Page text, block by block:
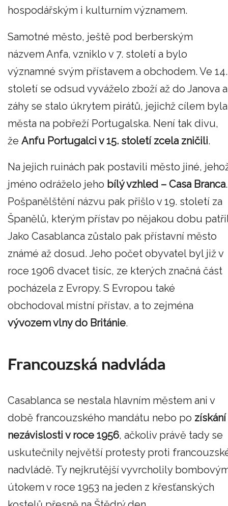
hospodářským i kulturním významem.
Samotné město, ještě pod berberským
názvem Anfa, vzniklo v 7. století a bylo
významné svým přístavem a obchodem. Ve 14.
století se odsud vyváželo zboží až do Janova a
záhy se stalo úkrytem pirátů, jejichž cílem byla
města na pobřeží Portugalska. Není tak divu,
že Anfu Portugalci v 15. století zcela zničili.
Na jejich ruinách pak postavili město jiné,
jméno odráželo jeho bílý vzhled – Casa Branca.
Pošpanělštění názvu pak přišlo v 19. století za
Španělů, kterým přístav po nějakou dobu
Jako Casablanca zůstalo pak přístavní město
známé až dosud. Jeho počet obyvatel byl již v
roce 1906 dvacet tisíc, ze kterých značná část
pocházela z Evropy. S Evropou také
obchodoval místní přístav, a to zejména
vývozem vlny do Británie.
Francouzská nadvláda
Casablanca se nestala hlavním městem ani v
době francouzského mandátu nebo po získání
nezávislosti v roce 1956, ačkoliv právě tady se
uskutečnily největší protesty proti
nadvládě. Ty nejkrutější vyvrcholily
útokem v roce 1953 na jeden z křesťanských